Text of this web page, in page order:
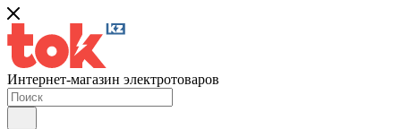
Интернет-магазин электротоваров